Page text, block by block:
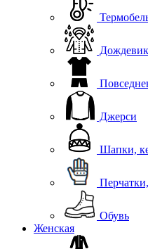
Джерси
Шапки,
Обувь
Женская